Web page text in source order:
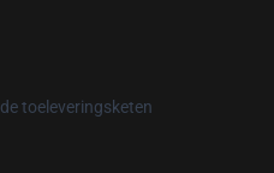
toeleveringsketen